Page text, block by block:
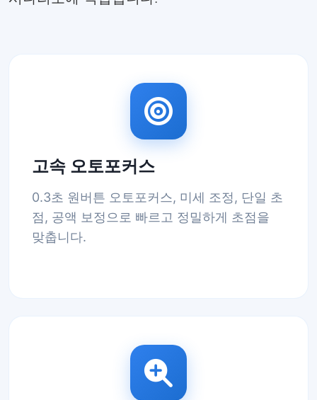
고속 오토포커스
0.3초 원버튼 오토포커스, 미세 조정, 단일 초
점, 공액 보정으로 빠르고 정밀하게 초점을
맞춥니다.